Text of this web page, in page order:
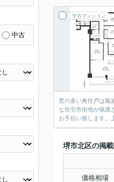
中古マンション
窓の多い角住戸は風
な住宅市街地が保護
お手伝い致します。
堺市北区の掲
価格相場
中古